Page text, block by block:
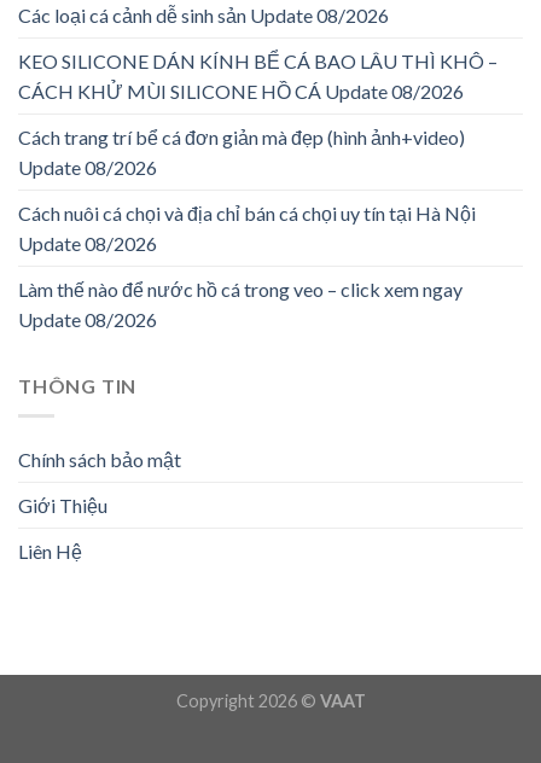
Các loại cá cảnh dễ sinh sản Update 08/2026
KEO SILICONE DÁN KÍNH BỂ CÁ BAO LÂU THÌ KHÔ –
CÁCH KHỬ MÙI SILICONE HỒ CÁ Update 08/2026
Cách trang trí bể cá đơn giản mà đẹp (hình ảnh+video)
Update 08/2026
Cách nuôi cá chọi và địa chỉ bán cá chọi uy tín tại Hà Nội
Update 08/2026
Làm thế nào để nước hồ cá trong veo – click xem ngay
Update 08/2026
THÔNG TIN
Chính sách bảo mật
Giới Thiệu
Liên Hệ
Copyright 2026 © VAAT